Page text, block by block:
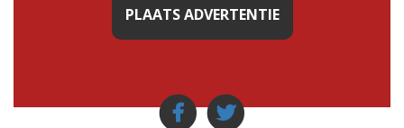
PLAATS ADVERTENTIE